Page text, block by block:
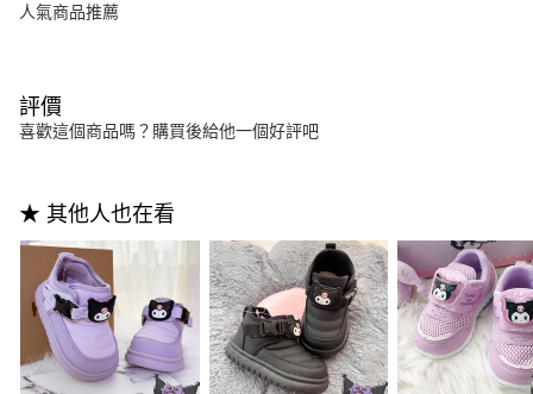
人氣商品推薦
評價
喜歡這個商品嗎？購買後給他一個好評吧
★ 其他人也在看